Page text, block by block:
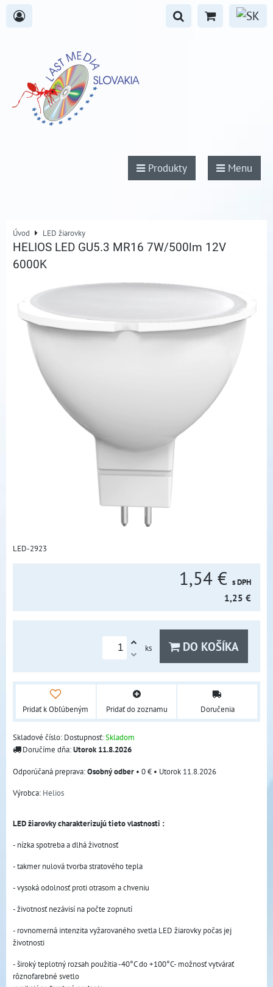
Produkty Menu
Úvod LED žiarovky
HELIOS LED GU5.3 MR16 7W/500lm 12V
6000K
LED-2923
1,54 € s DPH
1,25 €
ks DO KOŠÍKA
Pridať k Obľúbeným Pridať do zoznamu Doručenia
Skladové číslo: Dostupnosť:Skladom
Doručíme dňa:Utorok11.8.2026
Osobný odber • 0 € • Utorok 11.8.2026
Výrobca: Helios
LED žiarovky charakterizujú tieto vlastnosti :
- nízka spotreba a dlhá životnosť
- takmer nulová tvorba stratového tepla
- vysoká odolnosť proti otrasom a chveniu
- životnosť nezávisí na počte zopnutí
- rovnomerná intenzita vyžarovaného svetla LED žiarovky počas jej
životnosti
- široký teplotný rozsah použitia -40°C do +100°C- možnosť vytvárať
rôznofarebné svetlo